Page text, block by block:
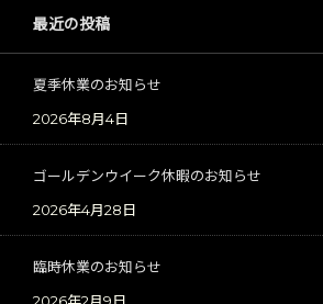
最近の投稿
夏季休業のお知らせ
2026年8月4日
ゴールデンウイーク休暇のお知らせ
2026年4月28日
臨時休業のお知らせ